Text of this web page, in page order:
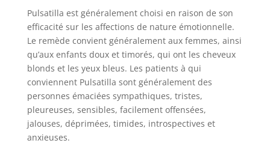
Pulsatilla est généralement choisi en raison de son
efficacité sur les affections de nature émotionnelle.
Le remède convient généralement aux femmes, ainsi
qu’aux enfants doux et timorés, qui ont les cheveux
blonds et les yeux bleus. Les patients à qui
conviennent Pulsatilla sont généralement des
personnes émaciées sympathiques, tristes,
pleureuses, sensibles, facilement offensées,
jalouses, déprimées, timides, introspectives et
anxieuses.